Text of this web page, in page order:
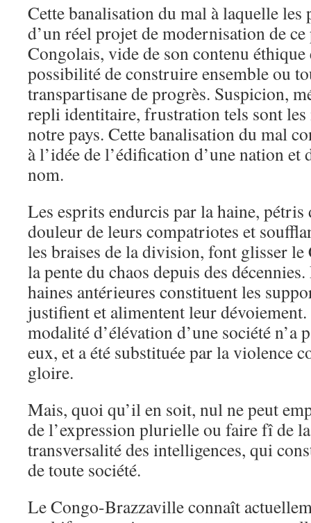
Cette banalisation du mal à laquelle
d’un réel projet de modernisation de
Congolais, vide de son contenu
possibilité de construire ensemble ou
transpartisane de progrès. Suspicion,
repli identitaire, frustration tels sont
notre pays. Cette banalisation du mal
à l’idée de l’édification d’une nation et
nom.
Les esprits endurcis par la haine, pétris
douleur de leurs compatriotes et
les braises de la division, font glisser
la pente du chaos depuis des
haines antérieures constituent les
justifient et alimentent leur dévoiement.
modalité d’élévation d’une société n’a
eux, et a été substituée par la violence
gloire.
Mais, quoi qu’il en soit, nul ne peut
de l’expression plurielle ou faire fî de
transversalité des intelligences, qui
de toute société.
Le Congo-Brazzaville connaît